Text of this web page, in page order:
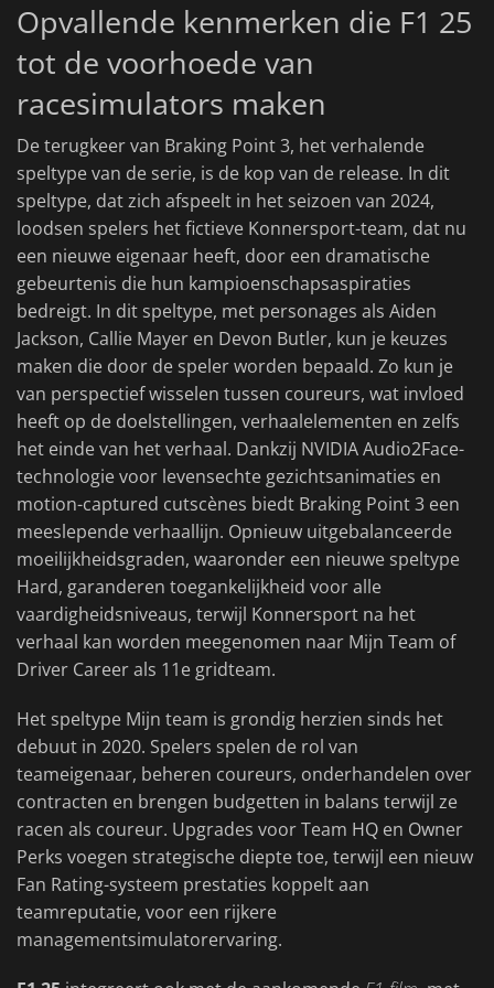
Opvallende kenmerken die F1 25
tot de voorhoede van
racesimulators maken
De terugkeer van Braking Point 3, het verhalende
speltype van de serie, is de kop van de release. In dit
speltype, dat zich afspeelt in het seizoen van 2024,
loodsen spelers het fictieve Konnersport-team, dat nu
een nieuwe eigenaar heeft, door een dramatische
gebeurtenis die hun kampioenschapsaspiraties
bedreigt. In dit speltype, met personages als Aiden
Jackson, Callie Mayer en Devon Butler, kun je keuzes
maken die door de speler worden bepaald. Zo kun je
van perspectief wisselen tussen coureurs, wat invloed
heeft op de doelstellingen, verhaalelementen en zelfs
het einde van het verhaal. Dankzij NVIDIA Audio2Face-
technologie voor levensechte gezichtsanimaties en
motion-captured cutscènes biedt Braking Point 3 een
meeslepende verhaallijn. Opnieuw uitgebalanceerde
moeilijkheidsgraden, waaronder een nieuwe speltype
Hard, garanderen toegankelijkheid voor alle
vaardigheidsniveaus, terwijl Konnersport na het
verhaal kan worden meegenomen naar Mijn Team of
Driver Career als 11e gridteam.
Het speltype Mijn team is grondig herzien sinds het
debuut in 2020. Spelers spelen de rol van
teameigenaar, beheren coureurs, onderhandelen over
contracten en brengen budgetten in balans terwijl ze
racen als coureur. Upgrades voor Team HQ en Owner
Perks voegen strategische diepte toe, terwijl een nieuw
Fan Rating-systeem prestaties koppelt aan
teamreputatie, voor een rijkere
managementsimulatorervaring.